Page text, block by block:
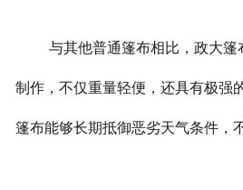
与其他普通篷布相比，政大
制作，不仅重量轻便，还具有极强
篷布能够长期抵御恶劣天气条件，